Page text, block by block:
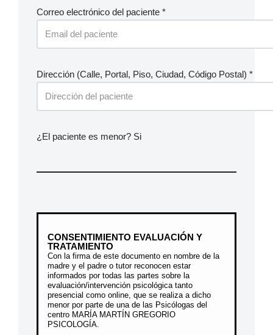
Correo electrónico del paciente *
Dirección (Calle, Portal, Piso, Ciudad, Código Postal) *
¿El paciente es menor? Si
CONSENTIMIENTO EVALUACIÓN Y
TRATAMIENTO
Con la firma de este documento en nombre de la
madre y el padre o tutor reconocen estar
informados por todas las partes sobre la
evaluación/intervención psicológica tanto
presencial como online, que se realiza a dicho
menor por parte de una de las Psicólogas del
centro MARÍA MARTÍN GREGORIO
PSICOLOGÍA.